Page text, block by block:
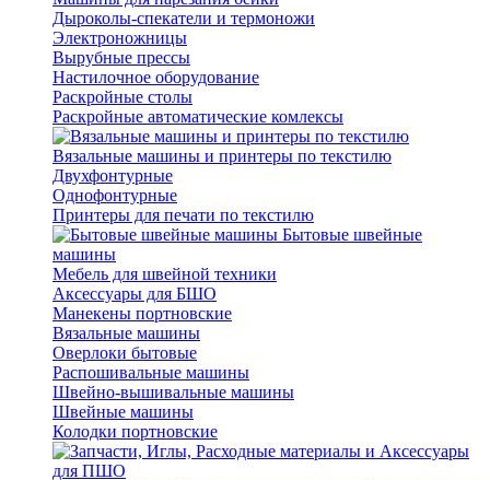
Дыроколы-спекатели и термоножи
Электроножницы
Вырубные прессы
Настилочное оборудование
Раскройные столы
Раскройные автоматические комлексы
Вязальные машины и принтеры по текстилю
Двухфонтурные
Однофонтурные
Принтеры для печати по текстилю
Бытовые швейные
машины
Мебель для швейной техники
Аксессуары для БШО
Манекены портновские
Вязальные машины
Оверлоки бытовые
Распошивальные машины
Швейно-вышивальные машины
Швейные машины
Колодки портновские